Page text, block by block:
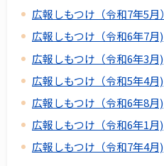
広報しもつけ（令和7年5月）
広報しもつけ（令和6年7月)
広報しもつけ（令和6年3月)
広報しもつけ（令和5年4月)
広報しもつけ（令和6年8月)
広報しもつけ（令和6年1月)
広報しもつけ（令和7年4月)